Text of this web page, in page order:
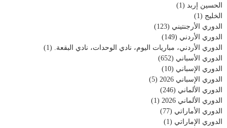
الحسين إربد (1)
الخليج (1)
الدوري الأرجنتيني (123)
الدوري الأردني (149)
الدوري الأردني، مباريات اليوم، نادي الوحدات، نادي البقعة. (1)
الدوري الأسباني (652)
الدوري الإسباني (10)
الدوري الإسباني 2026
(5)
الدوري الألماني (246)
الدوري الألماني 2026
(1)
الدوري الأماراتي (77)
الدوري الإماراتي (1)